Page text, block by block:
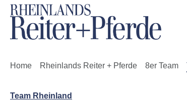
Hauptinhalt springen
Zur Suche springen
Zur Hauptnavigation springen
Home Rheinlands Reiter + Pferde 8er Team
Team Rheinland